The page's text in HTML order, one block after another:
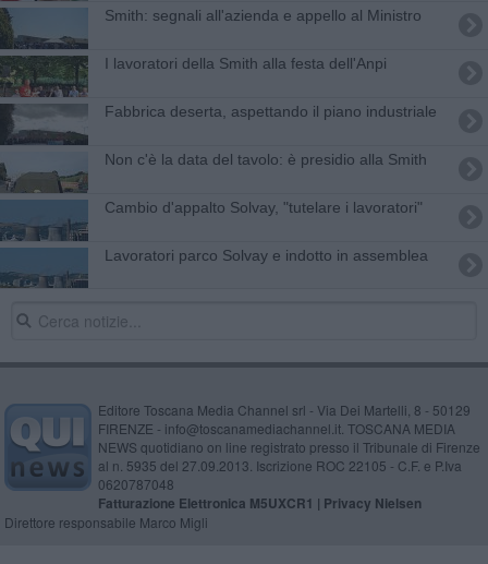
Smith: segnali all'azienda e appello al Ministro
I lavoratori della Smith alla festa dell'Anpi
Fabbrica deserta, aspettando il piano industriale
Non c'è la data del tavolo: è presidio alla Smith
Cambio d'appalto Solvay, "tutelare i lavoratori"
Lavoratori parco Solvay e indotto in assemblea
Editore Toscana Media Channel srl - Via Dei Martelli, 8 - 50129
FIRENZE - info@toscanamediachannel.it. TOSCANA MEDIA
NEWS quotidiano on line registrato presso il Tribunale di Firenze
al n. 5935 del 27.09.2013. Iscrizione ROC 22105 - C.F. e P.Iva
0620787048
Fatturazione Elettronica M5UXCR1 | Privacy Nielsen
Direttore responsabile Marco Migli